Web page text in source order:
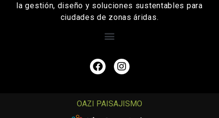
la gestión, diseño y soluciones sustentables para
ciudades de zonas áridas.
OAZI PAISAJISMO